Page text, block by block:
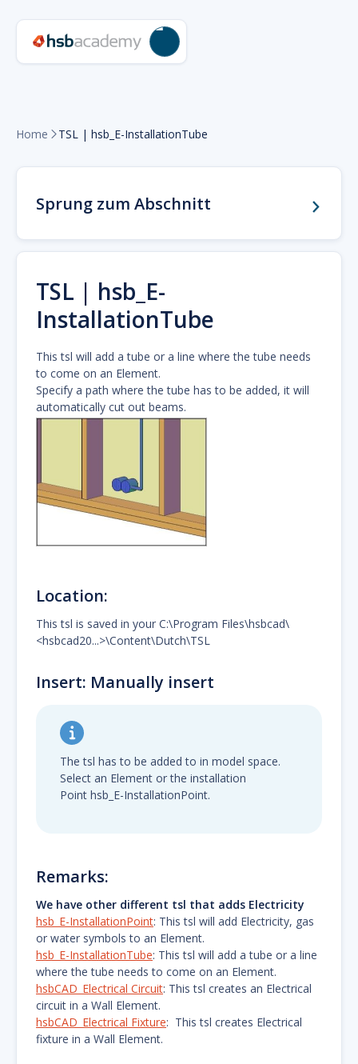
Home  TSL | hsb_E-InstallationTube
Sprung zum Abschnitt
TSL | hsb_E-
InstallationTube
This tsl will add a tube or a line where the tube needs
to come on an Element.
Specify a path where the tube has to be added, it will
automatically cut out beams.
Location:
This tsl is saved in your C:\Program Files\hsbcad\
<hsbcad20...>\Content\Dutch\TSL
Insert: Manually insert
The tsl has to be added to in model space.
Select an Element or the installation
Point hsb_E-InstallationPoint.
Remarks:
We have other different tsl that adds Electricity
hsb_E-InstallationPoint: This tsl will add Electricity, gas
or water symbols to an Element.
hsb_E-InstallationTube: This tsl will add a tube or a line
where the tube needs to come on an Element.
hsbCAD_Electrical Circuit: This tsl creates an Electrical
circuit in a Wall Element.
hsbCAD_Electrical Fixture: This tsl creates Electrical
fixture in a Wall Element.